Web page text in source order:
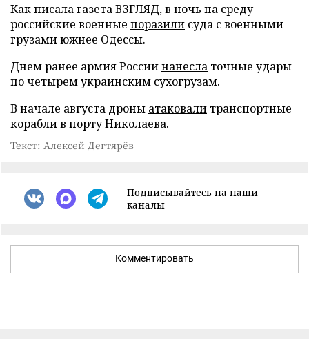
Как писала газета ВЗГЛЯД, в ночь на среду
российские военные поразили суда с военными
грузами южнее Одессы.
Днем ранее армия Россиинанесла точные удары
по четырем украинским сухогрузам.
В начале августа дроны атаковали транспортные
корабли в порту Николаева.
Текст: Алексей Дегтярёв
Подписывайтесь на наши
каналы
Комментировать